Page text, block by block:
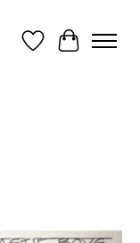
Liste de souhaits
Panier